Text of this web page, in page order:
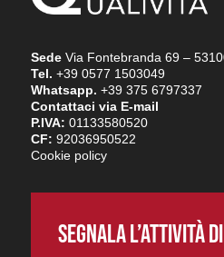
SedeVia Fontebranda 69 –
Tel. +39 0577 1503049
Whatsapp. +39 375 6797337
Contattaci via E-mail
P.IVA: 01133580520
CF: 92036950522
Cookie policy
SEGNALA L’ATTIVITÀ